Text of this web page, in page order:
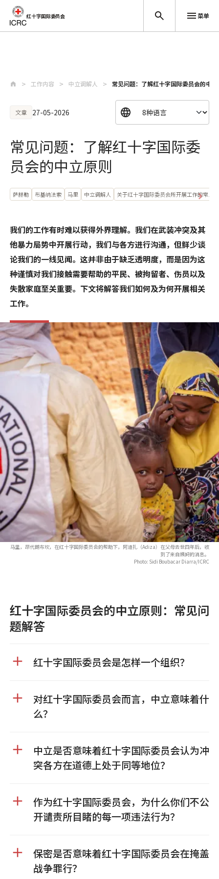
红十字国际委员会 菜单
工作内容 中立调解人 常见问题：了解红十字国际委员会的中立
文章 27-05-2026
常见问题：了解红十字国际委
员会的中立原则
萨赫勒 布基纳法索 马里 中立调解人 关于红十字国际委员会所开展工作的常见
我们的工作有时难以获得外界理解。我们在武装冲突及其
他暴力局势中开展行动，我们与各方进行沟通，但鲜少谈
论我们的一线见闻。这并非由于缺乏透明度，而是因为这
种谨慎对我们接触需要帮助的平民、被拘留者、伤员以及
失散家庭至关重要。下文将解答我们如何及为何开展相关
工作。
马里，昂代朗布坎，在红十字国际委员会的帮助下，阿迪扎（Adiza）在父母去世四年后，收
到了来自姨妈的消息。
Photo: Sidi Boubacar Diarra/ICRC
红十字国际委员会的中立原则：常见问
题解答
红十字国际委员会是怎样一个组织？
对红十字国际委员会而言，中立意味着什
么？
中立是否意味着红十字国际委员会认为冲
突各方在道德上处于同等地位？
作为红十字国际委员会，为什么你们不公
开谴责所目睹的每一项违法行为？
保密是否意味着红十字国际委员会在掩盖
战争罪行？